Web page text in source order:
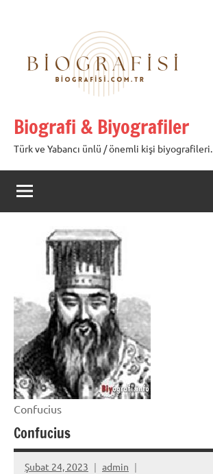
Biografi & Biyografiler
Türk ve Yabancı ünlü / önemli kişi biyografileri.
Confucius
Confucius
Şubat 24, 2023 admin